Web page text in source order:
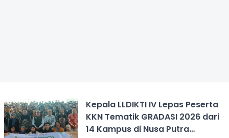
Kepala LLDIKTI IV Lepas Peserta
KKN Tematik GRADASI 2026 dari
14 Kampus di Nusa Putra